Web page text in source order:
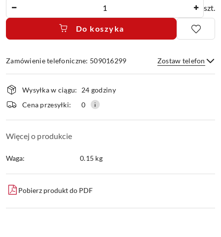
szt.
Do koszyka
Zamówienie telefoniczne: 509016299 Zostaw telefon
Wyślij
Dostępność
i
dostawa
Wysyłka w ciągu:
24 godziny
Cena przesyłki:
0
Więcej o produkcie
Waga: 0.15 kg
Pobierz produkt do PDF